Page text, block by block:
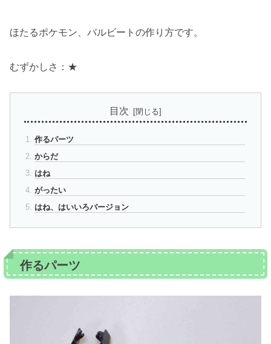
ほたるポケモン、バルビートの作り方です。
むずかしさ：★
目次
作るパーツ
からだ
はね
がったい
はね、はいいろバージョン
作るパーツ